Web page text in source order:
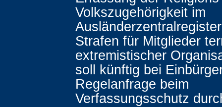
Volkszugehörigkeit im
Strafen für Mitglieder
extremistischer
soll künftig bei
Regelanfrage beim
Verfassungsschutz